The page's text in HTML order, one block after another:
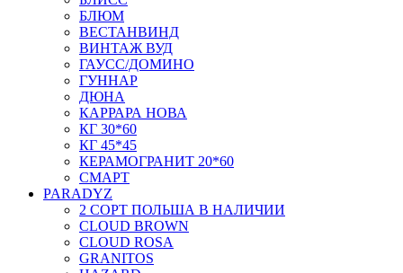
БЛЮМ
ВЕСТАНВИНД
ВИНТАЖ ВУД
ГАУСС/ДОМИНО
ГУННАР
ДЮНА
КАРРАРА НОВА
КГ 30*60
КГ 45*45
КЕРАМОГРАНИТ 20*60
СМАРТ
PARADYZ
2 СОРТ ПОЛЬША В НАЛИЧИИ
CLOUD BROWN
CLOUD ROSA
GRANITOS